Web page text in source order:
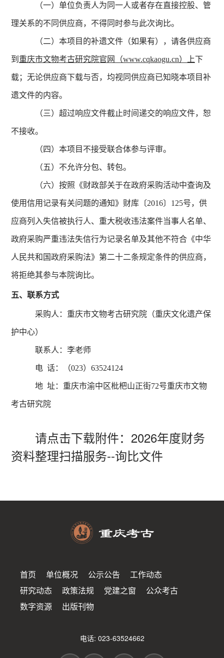
（一）单位负责人为同一人或者存在直接控股、管
理关系的不同供应商，不得同时参与此次询比。
（二）本项目的补遗文件（如果有），请各供应商
到 重庆市文物考古研究院官网（www.cqkaogu.cn）上下
载；无论供应商下载与否，均视同供应商已知晓本项目补
遗文件的内容。
（三）超过响应文件截止时间递交的响应文件，恕
不接收。
（四）本项目不接受联合体参与评审。
（五）不允许分包、转包。
（六）按照《财政部关于在政府采购活动中查询及
使用信用记录有关问题的通知》财库〔2016〕125号，供
应商列入失信被执行人、重大税收违法案件当事人名单、
政府采购严重违法失信行为记录名单及其他不符合《中华
人民共和国政府采购法》第二十二条规定条件的供应商，
将拒绝其参与本院询比。
五、联系方式
采购人：重庆市文物考古研究院（重庆文化遗产保
护中心）
联系人：李老师
电 话：（023）63524124
地 址：重庆市渝中区枇杷山正街72号重庆市文物
考古研究院
请点击下载附件： 2026年度财务
资料整理扫描服务--询比文件
首页 单位概况 公示公告
工作动态
研究动态
政策法规 党建之窗
公众考古
数字资源
出版刊物
电话: 023-63524662